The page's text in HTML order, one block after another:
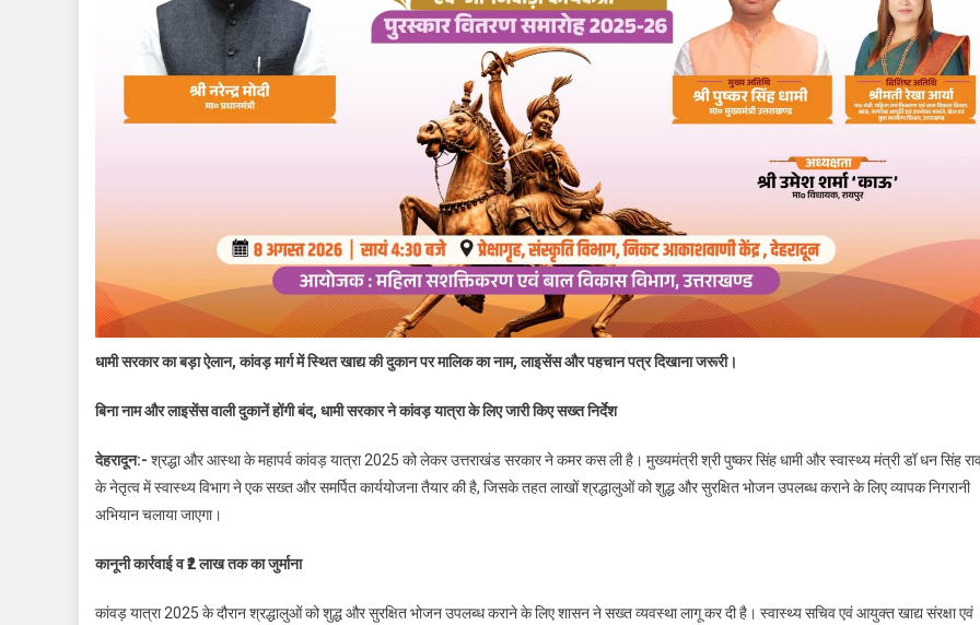
धामी सरकार का बड़ा ऐलान, कांवड़ मार्ग में स्थित खाद्य की दुकान पर मालिक का नाम, लाइसेंस और पहचान पत्र दिखाना जरूरी।
बिना नाम और लाइसेंस वाली दुकानें होंगी बंद, धामी सरकार ने कांवड़ यात्रा के लिए जारी किए सख्त निर्देश
देहरादून:- श्रद्धा और आस्था के महापर्व कांवड़ यात्रा 2025 को लेकर उत्तराखंड सरकार ने कमर कस ली है। मुख्यमंत्री श्री पुष्कर सिंह धामी और स्वास्थ्य मंत्री डॉ धन सिंह
के नेतृत्व में स्वास्थ्य विभाग ने एक सख्त और समर्पित कार्ययोजना तैयार की है, जिसके तहत लाखों श्रद्धालुओं को शुद्ध और सुरक्षित भोजन उपलब्ध कराने के लिए व्यापक निगरानी
अभियान चलाया जाएगा।
कानूनी कार्रवाई व ₹2 लाख तक का जुर्माना
कांवड़ यात्रा 2025 के दौरान श्रद्धालुओं को शुद्ध और सुरक्षित भोजन उपलब्ध कराने के लिए शासन ने सख्त व्यवस्था लागू कर दी है। स्वास्थ्य सचिव एवं आयुक्त खाद्य संरक्षा एवं